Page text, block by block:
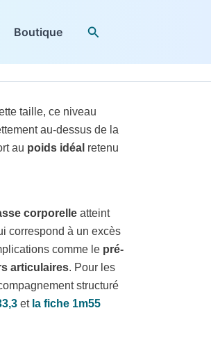
Boutique Rechercher
taille, ce niveau
au-dessus de la
au poids idéal retenu
corporelle atteint
correspond à un excès
comme le pré-
articulaires. Pour les
structuré
et la fiche 1m55